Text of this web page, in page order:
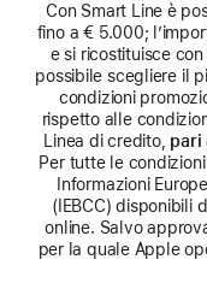
Con Smart Line è
fino a € 5.000;
e si ricostituisce
possibile scegliere il
condizioni
rispetto alle
Linea di credito, pari
Per tutte le
Informazioni
(IEBCC) disponibili
online. Salvo
per la quale Apple